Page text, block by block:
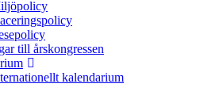
till årskongressen
kalendarium